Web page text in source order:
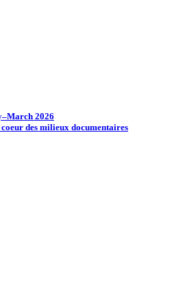
2026
des milieux documentaires